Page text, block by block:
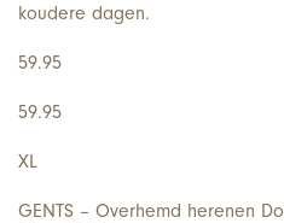
koudere dagen.
59.95
59.95
XL
GENTS – Overhemd herenen